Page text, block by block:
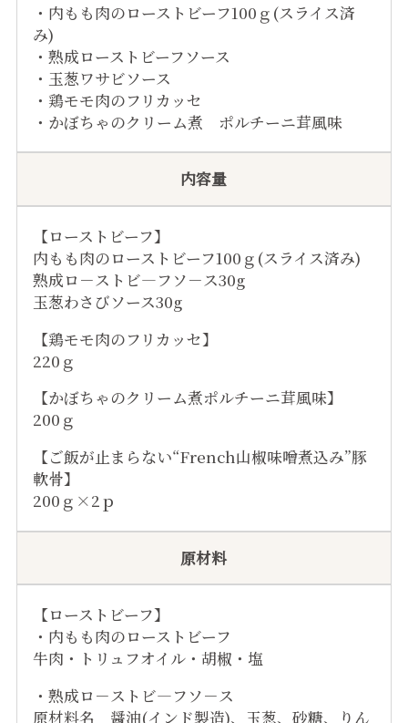
・内もも肉のローストビーフ100ｇ(スライス済
み)
・熟成ローストビーフソース
・玉葱ワサビソース
・鶏モモ肉のフリカッセ
・かぼちゃのクリーム煮 ポルチーニ茸風味
内容量
【ローストビーフ】
内もも肉のローストビーフ100ｇ(スライス済み)
熟成ロ－ストビ―フソ－ス30g
玉葱わさびソース30g
【鶏モモ肉のフリカッセ】
220ｇ
【かぼちゃのクリーム煮ポルチーニ茸風味】
200ｇ
【ご飯が止まらない“French山椒味噌煮込み”豚
軟骨】
200ｇ×2ｐ
原材料
【ローストビーフ】
・内もも肉のローストビーフ
牛肉・トリュフオイル・胡椒・塩
・熟成ロ－ストビ―フソ－ス
原材料名 醤油(インド製造)、玉葱、砂糖、りん